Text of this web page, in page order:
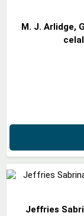
M. J. Arlidge,
Jeffries